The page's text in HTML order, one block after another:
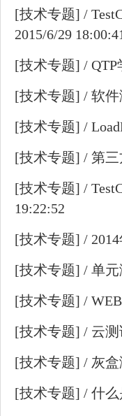
[技术专题] /
2015/6/29
[技术专题] /
[技术专题] / 软
[技术专题] /
[技术专题] / 第
[技术专题] /
19:22:52
[技术专题] /
[技术专题] / 单元
[技术专题] /
[技术专题] / 云测
[技术专题] / 灰
[技术专题] / 什么